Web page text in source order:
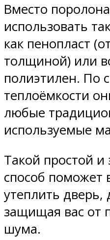
Вместо
использовать
как пенопласт
толщиной) или
полиэтилен. По
теплоёмкости
любые
используемые
Такой простой
способ поможет
утеплить
защищая вас от
шума.